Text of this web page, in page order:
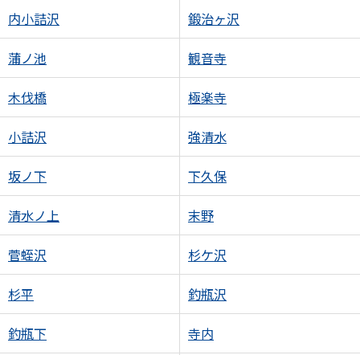
内小詰沢 鍛治ヶ沢
蒲ノ池 観音寺
木伐橋 極楽寺
小詰沢 強清水
坂ノ下 下久保
清水ノ上 末野
菅蛭沢 杉ケ沢
杉平 釣瓶沢
釣瓶下 寺内